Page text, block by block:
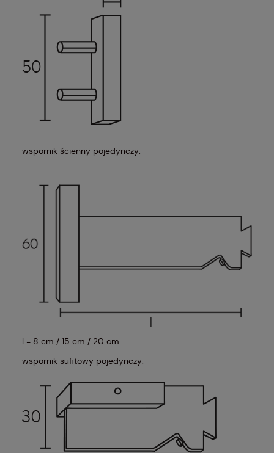
wspornik ścienny pojedynczy:
l = 8 cm / 15 cm / 20 cm
wspornik sufitowy pojedynczy: